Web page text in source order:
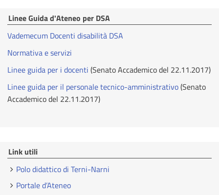
Linee Guida d'Ateneo per DSA
Vademecum Docenti disabilità DSA
Normativa e servizi
Linee guida per i docenti (Senato Accademico del 22.11.2017)
Linee guida per il personale tecnico-amministrativo(Senato
Accademico del 22.11.2017)
Link utili
Polo didattico di Terni-Narni
Portale d’Ateneo